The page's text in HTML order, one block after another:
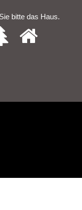
bitte das Haus.